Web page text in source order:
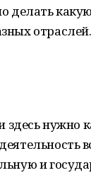
делать
отраслей.
здесь нужно
и